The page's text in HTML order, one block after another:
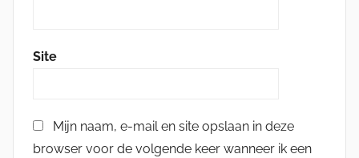
Site
Mijn naam, e-mail en site opslaan in deze
browser voor de volgende keer wanneer ik een